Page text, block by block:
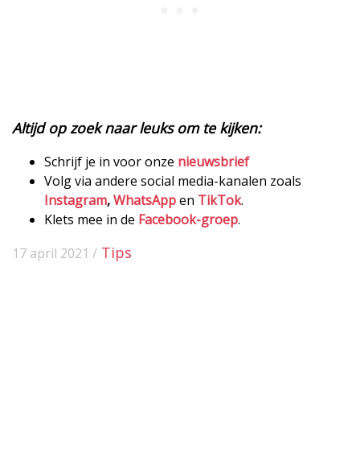
Altijd op zoek naar leuks om te kijken:
Schrijf je in voor onze nieuwsbrief
Volg via andere social media-kanalen zoals
Instagram,WhatsAppen TikTok.
Klets mee in de Facebook-groep.
17 april 2021 / Tips